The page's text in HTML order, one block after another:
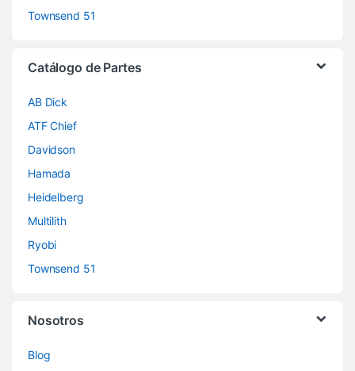
Townsend 51
Catálogo de Partes
AB Dick
ATF Chief
Davidson
Hamada
Heidelberg
Multilith
Ryobi
Townsend 51
Nosotros
Blog